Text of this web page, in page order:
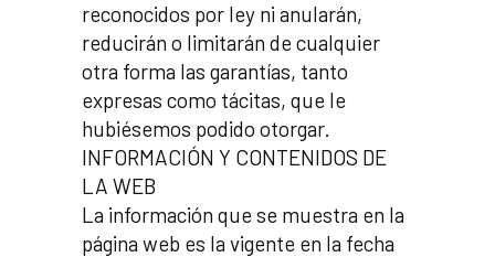
reconocidos por ley ni anularán,
reducirán o limitarán de cualquier
otra forma las garantías, tanto
expresas como tácitas, que le
hubiésemos podido otorgar.
INFORMACIÓN Y CONTENIDOS DE
LA WEB
La información que se muestra en la
página web es la vigente en la fecha